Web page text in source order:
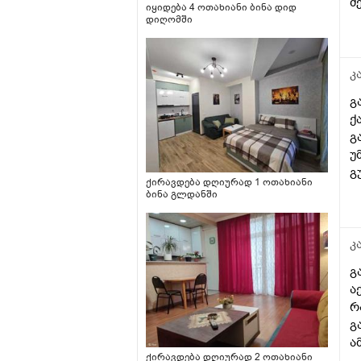
იყიდება 4 ოთახიანი ბინა დიდ
დიღომში
ქირავდება დღიურად 1 ოთახიანი
ბინა გლდანში
ქირავდება დღიურად 2 ოთახიანი